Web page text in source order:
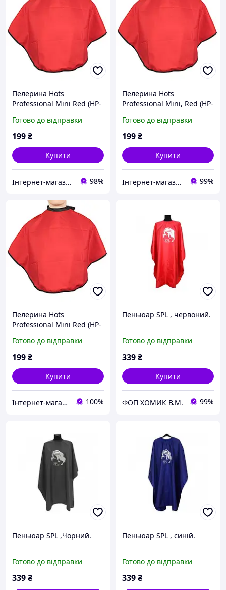
Пелерина Hots
Professional Mini Red (HP-
Готово до відправки
199₴
Купити
Інтернет-магазин "OpenSalon" 98%
Пелерина Hots
Professional Mini, Red (HP-
Готово до відправки
199₴
Купити
Інтернет-магазин "Flattop" 99%
Пелерина Hots
Professional Mini Red (HP-
Готово до відправки
199₴
Купити
Інтернет-магазин "Etrimer" 100%
Пеньюар SPL , червоний.
Готово до відправки
339₴
Купити
ФОП ХОМИК В.М. 99%
Пеньюар SPL ,Чорний.
Готово до відправки
339₴
Пеньюар SPL , синій.
Готово до відправки
339₴